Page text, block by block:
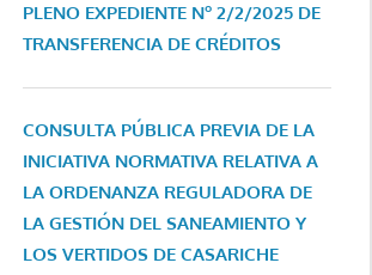
PLENO EXPEDIENTE Nº 2/2/2025 DE
TRANSFERENCIA DE CRÉDITOS
CONSULTA PÚBLICA PREVIA DE LA
INICIATIVA NORMATIVA RELATIVA A
LA ORDENANZA REGULADORA DE
LA GESTIÓN DEL SANEAMIENTO Y
LOS VERTIDOS DE CASARICHE